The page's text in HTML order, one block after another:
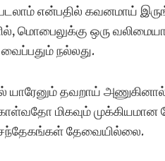
என்பதில் கவனமாய்
மொபைலுக்கு ஒரு
நல்லது.
தவறாய்
மிகவும்
தேவையில்லை.